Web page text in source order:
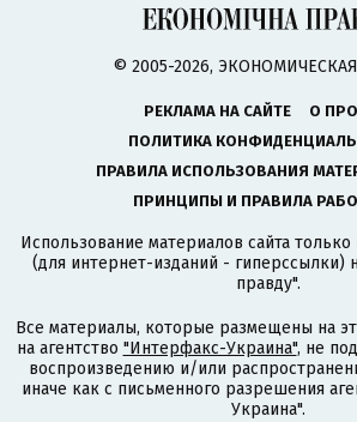
© 2005-2026,
РЕКЛАМА НА САЙТЕ
О
ПОЛИТИКА
ПРАВИЛА ИСПОЛЬЗОВАНИЯ
ПРИНЦИПЫ И ПРАВИЛА
Использование материалов сайта
(для интернет-изданий - гиперссылки)
правду".
Все материалы, которые размещены на
на агентство "Интерфакс-Украина", не
воспроизведению и/или
иначе как с письменного разрешения
Украина".